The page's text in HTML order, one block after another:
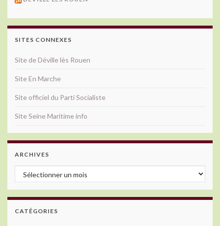
SITES CONNEXES
Site de Déville lès Rouen
Site En Marche
Site officiel du Parti Socialiste
Site Seine Maritime info
ARCHIVES
Archives
CATÉGORIES